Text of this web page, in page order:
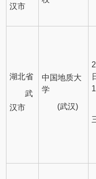
汉市
湖北省
武
汉市
中国地质大
学
(武汉)